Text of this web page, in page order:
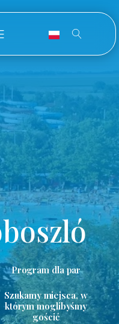
Program dla par
Szukamy miejsca, w
którym moglibyśmy
gościć